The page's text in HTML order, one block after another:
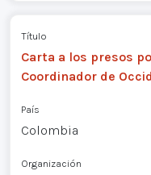
Título
Carta a los presos
Coordinador de
País
Colombia
Organización